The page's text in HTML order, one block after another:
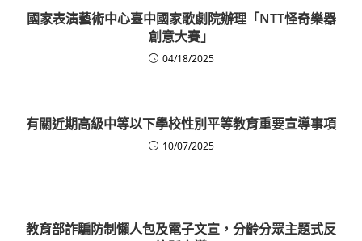
國家表演藝術中心臺中國家歌劇院辦理「NTT怪奇樂器
創意大賽」
04/18/2025
有關近期高級中等以下學校性別平等教育重要宣導事項
10/07/2025
教育部詐騙防制懶人包及電子文宣，分齡分眾主題式反